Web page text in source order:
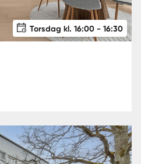
Torsdag kl. 16:00 - 16:30